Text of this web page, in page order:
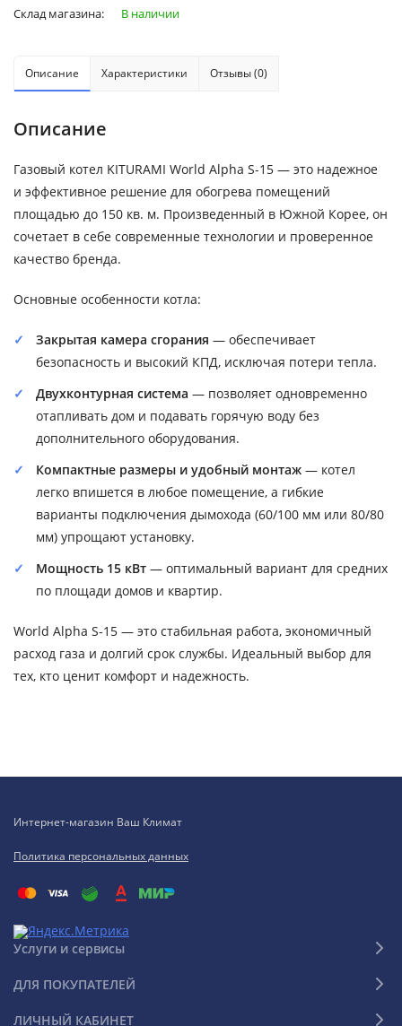
Склад магазина: В наличии
Описание Характеристики Отзывы (0)
Описание
Газовый котел KITURAMI World Alpha S-15 — это надежное
и эффективное решение для обогрева помещений
площадью до 150 кв. м. Произведенный в Южной Корее, он
сочетает в себе современные технологии и проверенное
качество бренда.
Основные особенности котла:
Закрытая камера сгорания — обеспечивает
безопасность и высокий КПД, исключая потери тепла.
Двухконтурная система — позволяет одновременно
отапливать дом и подавать горячую воду без
дополнительного оборудования.
Компактные размеры и удобный монтаж — котел
легко впишется в любое помещение, а гибкие
варианты подключения дымохода (60/100 мм или 80/80
мм) упрощают установку.
Мощность 15 кВт — оптимальный вариант для средних
по площади домов и квартир.
World Alpha S-15 — это стабильная работа, экономичный
расход газа и долгий срок службы. Идеальный выбор для
тех, кто ценит комфорт и надежность.
Интернет-магазин Ваш Климат
Политика персональных данных
Услуги и сервисы
ДЛЯ ПОКУПАТЕЛЕЙ
ЛИЧНЫЙ КАБИНЕТ